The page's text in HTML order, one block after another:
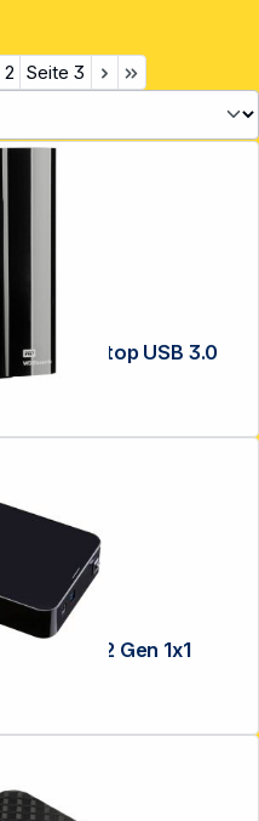
2 Seite 3
Western Digital WD Elements 10TB Desktop USB 3.0